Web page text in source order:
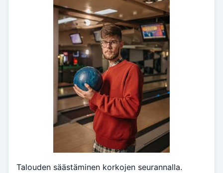
Talouden säästäminen korkojen seurannalla.